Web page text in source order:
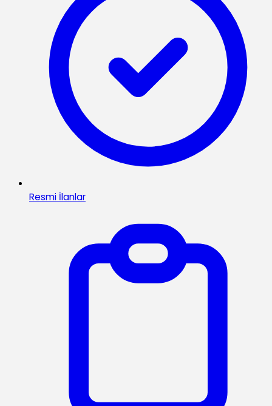
Resmi İlanlar